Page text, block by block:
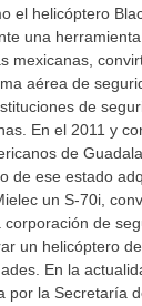
el helicóptero
una
mexicanas,
aérea de
de
En el 2011 y
de
de ese estado
un S-70i,
corporación de
un helicóptero
En la
por la Secretaría